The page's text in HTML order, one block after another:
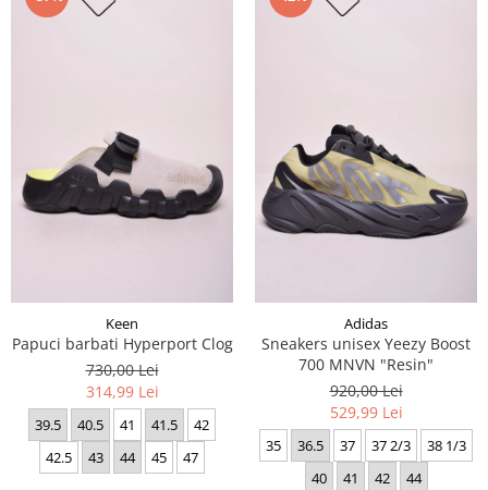
Keen
Papuci barbati Hyperport Clog
730,00 Lei
314,99 Lei
39.5 40.5 41 41.5
42
42.5
43 44 45 47
Adidas
Sneakers unisex Yeezy Boost
700 MNVN "Resin"
920,00 Lei
529,99 Lei
35 36.5 37 37 2/3
38 1/3
40
41 42
44